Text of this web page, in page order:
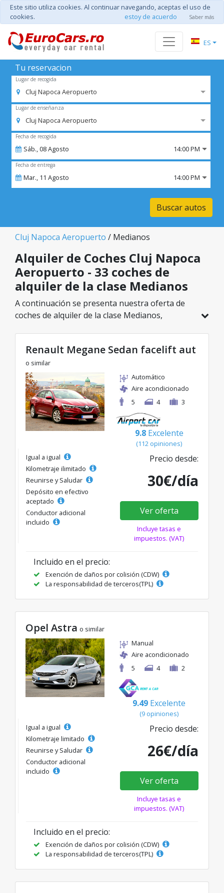
Este sitio utiliza cookies. Al continuar navegando, aceptas el uso de
cookies.
estoy de acuerdo Saber más
ES
Tu reservacion
Lugar de recogida
Cluj Napoca Aeropuerto
Lugar de enseñanza
Cluj Napoca Aeropuerto
Fecha de recogida
Sáb.,08Agosto 14:00 PM
Fecha de entrega
Mar., 11 Agosto 14:00 PM
Buscar autos
Cluj Napoca Aeropuerto / Medianos
Alquiler de Coches Cluj Napoca
Aeropuerto - 33 coches de
alquiler de la clase Medianos
A continuación se presenta nuestra oferta de
coches de alquiler de la clase Medianos,
elegir el modelo ideal de la categoría
seleccionada, con tarifas excelentes desde solo
25€/día.
Renault Megane Sedan facelift aut
o similar
Automático
Aire acondicionado
5
4 3
9.8 Excelente
(112 opiniones)
Igual a igual
Kilometraje ilimitado
Reunirse y Saludar
Depósito en efectivo
aceptado
Conductor adicional
incluido
Precio desde:
30€/día
Ver oferta
Incluye tasas e
impuestos. (VAT)
Incluido en el precio:
Exención de daños por colisión (CDW)
La responsabilidad de terceros(TPL)
Opel Astra o similar
Manual
Aire acondicionado
5
4 2
9.49 Excelente
(9 opiniones)
Igual a igual
Kilometraje limitado
Reunirse y Saludar
Conductor adicional
incluido
Precio desde:
26€/día
Ver oferta
Incluye tasas e
impuestos. (VAT)
Incluido en el precio:
Exención de daños por colisión (CDW)
La responsabilidad de terceros(TPL)